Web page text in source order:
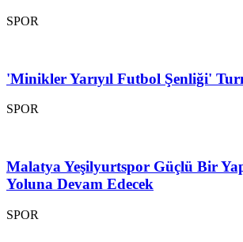
SPOR
'Minikler Yarıyıl Futbol Şenliği'
SPOR
Malatya Yeşilyurtspor Güçlü Bir
Yoluna Devam Edecek
SPOR